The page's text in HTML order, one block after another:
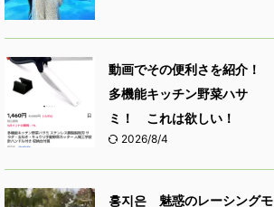
動画でその便利さを紹介！
多機能キッチン野菜ハサ
ミ！ これは欲しい！
2026/8/4
홍지은 魅惑のレーシングモ